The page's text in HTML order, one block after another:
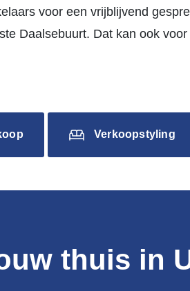
voor een vrijblijvend
Daalsebuurt. Dat kan ook
Verkoopstyling
thuis in